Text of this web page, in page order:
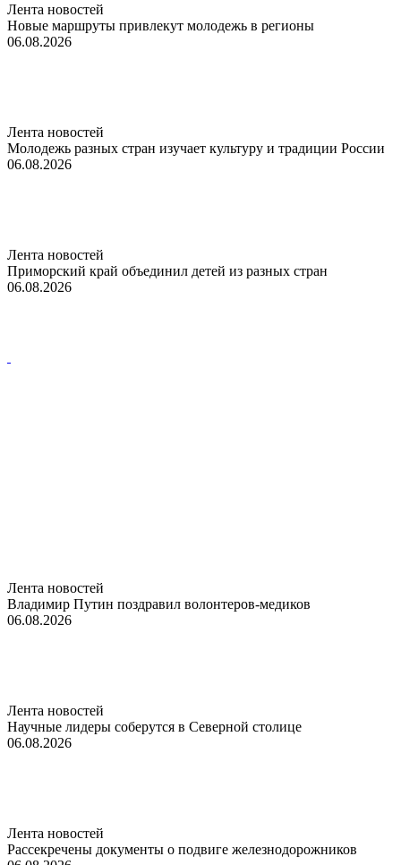
Лента новостей
Новые маршруты привлекут молодежь в регионы
06.08.2026
Лента новостей
Молодежь разных стран изучает культуру и традиции России
06.08.2026
Лента новостей
Приморский край объединил детей из разных стран
06.08.2026
Лента новостей
Владимир Путин поздравил волонтеров-медиков
06.08.2026
Лента новостей
Научные лидеры соберутся в Северной столице
06.08.2026
Лента новостей
Рассекречены документы о подвиге железнодорожников